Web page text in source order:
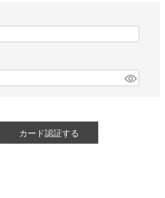
カード認証する